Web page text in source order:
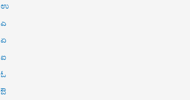
ಉ
ಎ
ಏ
ಐ
ಓ
ಔ